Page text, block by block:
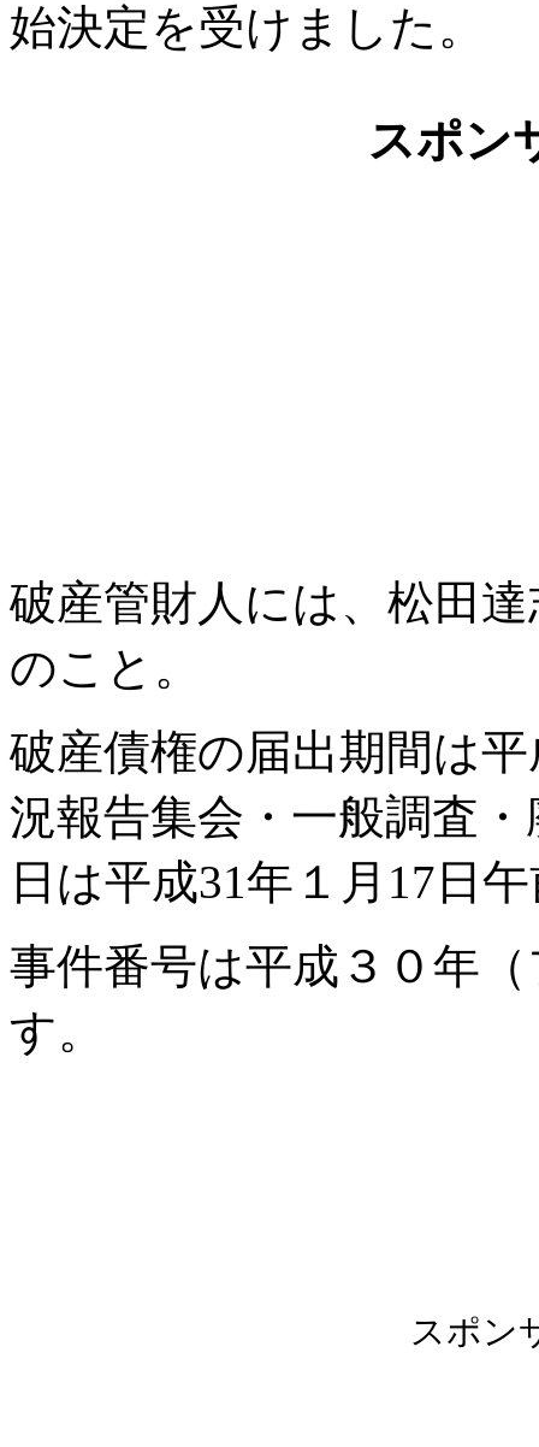
始決定を受けました。
スポン
破産管財人には、松田
のこと。
破産債権の届出期間は
況報告集会・一般調査
日は平成31年１月17日
事件番号は平成３０年
す。
スポン